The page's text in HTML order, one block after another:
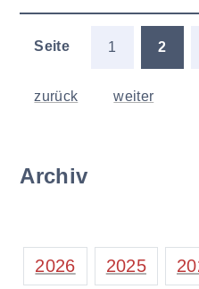
Seite 1 2
zurück weiter
Archiv
2026 2025